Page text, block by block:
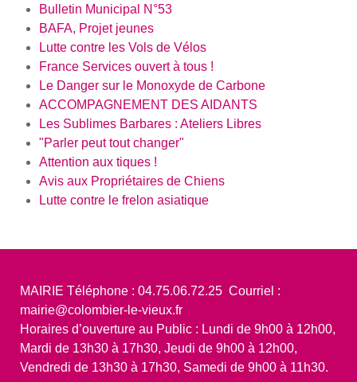
Bulletin Municipal N°53
BAFA, Projet jeunes
Lutte contre les Vols de Vélos
France Services ouvert à tous !
Le Danger sur le Monoxyde de Carbone
ACCOMPAGNEMENT DES AIDANTS
Les Sublimes Barbares : Ateliers Libres
"Parler peut tout changer"
Attention aux tiques !
Avis aux Propriétaires de Chiens
Lutte contre le frelon asiatique
MAIRIE Téléphone : 04.75.06.72.25 Courriel :
mairie@colombier-le-vieux.fr
Horaires d’ouverture au Public : Lundi de 9h00 à 12h00,
Mardi de 13h30 à 17h30, Jeudi de 9h00 à 12h00,
Vendredi de 13h30 à 17h30, Samedi de 9h00 à 11h30.